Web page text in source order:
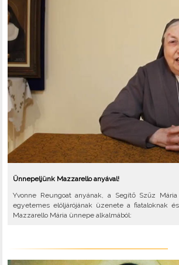
Ünnepeljünk Mazzarello anyával!
Yvonne Reungoat anyának, a Segítő Szűz
egyetemes elöljárójának üzenete a fiataloknak
Mazzarello Mária ünnepe alkalmából: